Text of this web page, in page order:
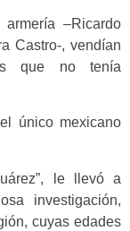
–Ricardo
Castro-, vendían
que no tenía
único mexicano
le llevó a
investigación,
cuyas edades